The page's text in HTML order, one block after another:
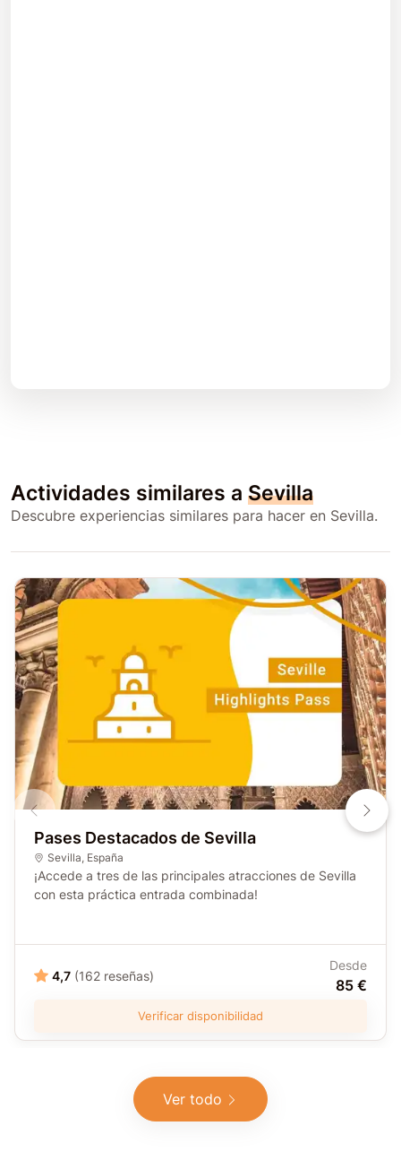
Actividades similares a Sevilla
Descubre experiencias similares para hacer en Sevilla.
Pases Destacados de Sevilla
Sevilla España
¡Accede a tres de las principales atracciones de Sevilla
con esta práctica entrada combinada!
4,7 (162 reseñas)
Desde
85 €
Verificar disponibilidad
Ver todo